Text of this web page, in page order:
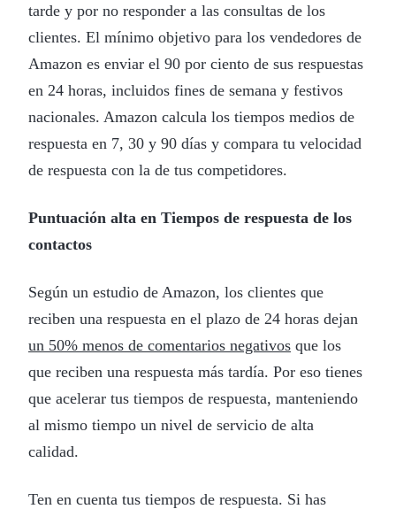
tarde y por no responder a las consultas de los
clientes. El mínimo objetivo para los vendedores de
Amazon es enviar el 90 por ciento de sus respuestas
en 24 horas, incluidos fines de semana y festivos
nacionales. Amazon calcula los tiempos medios de
respuesta en 7, 30 y 90 días y compara tu velocidad
de respuesta con la de tus competidores.
Puntuación alta en Tiempos de respuesta de los
contactos
Según un estudio de Amazon, los clientes que
reciben una respuesta en el plazo de 24 horas dejan
un 50% menos de comentarios negativos que los
que reciben una respuesta más tardía. Por eso tienes
que acelerar tus tiempos de respuesta, manteniendo
al mismo tiempo un nivel de servicio de alta
calidad.
Ten en cuenta tus tiempos de respuesta. Si has